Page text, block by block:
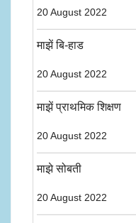
20 August 2022
माझें बि-हाड
20 August 2022
माझें प्राथमिक शिक्षण
20 August 2022
माझे सोबती
20 August 2022